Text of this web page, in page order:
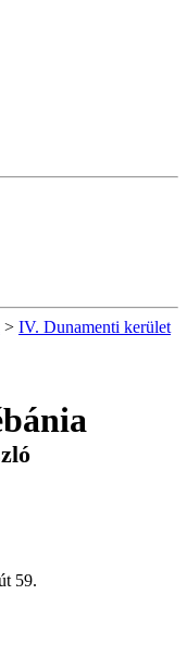
> IV. Dunamenti kerület
59.